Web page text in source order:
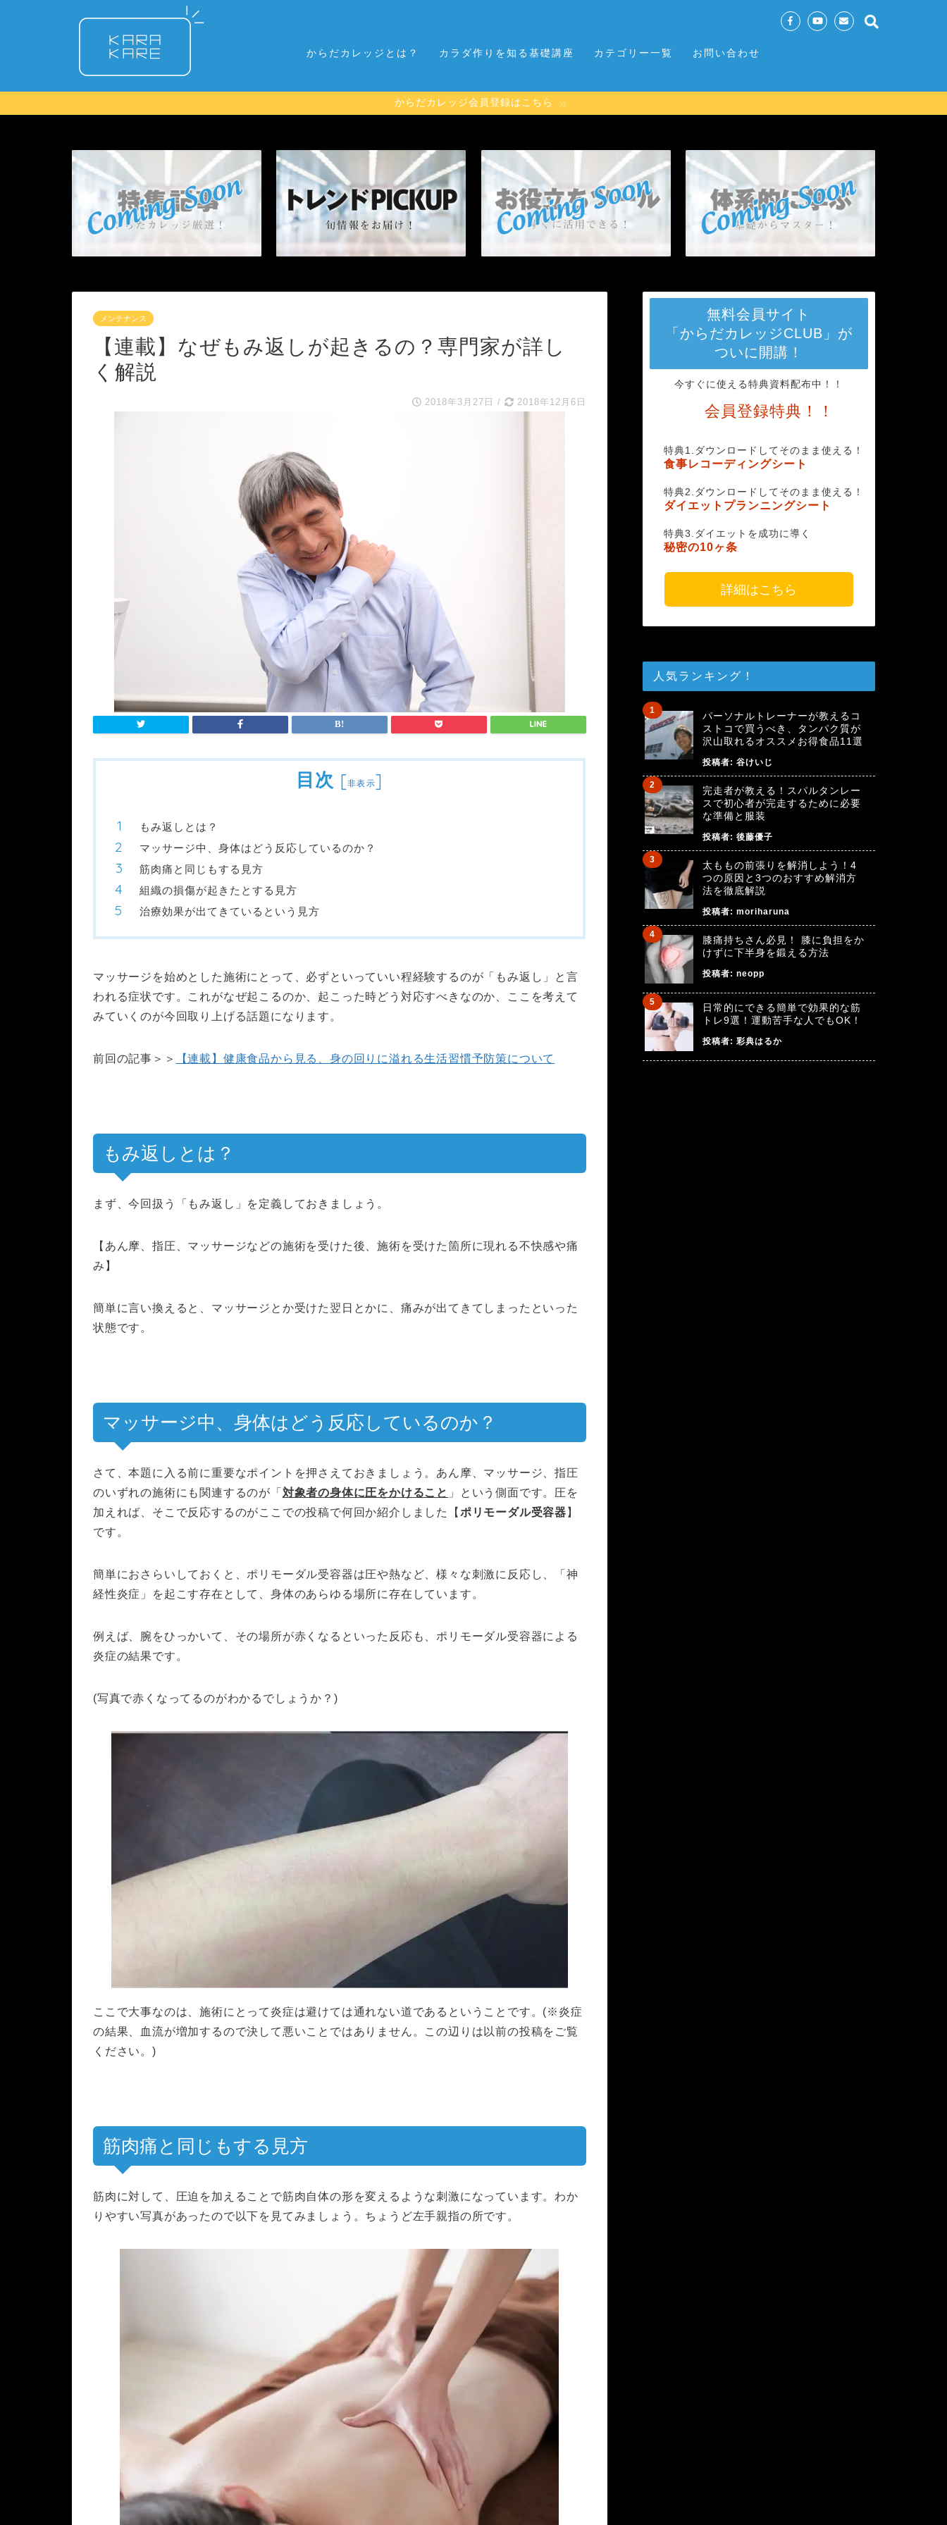
からだカレッジとは？ カラダ作りを知る基礎講座 カテゴリー一覧 お問い合わせ
からだカレッジ会員登録はこちら
メンテナンス
【連載】なぜもみ返しが起きるの？専門家が詳し
く解説
2018年3月27日 / 2018年12月6日
目次 [非表示]
もみ返しとは？
マッサージ中、身体はどう反応しているのか？
筋肉痛と同じもする見方
組織の損傷が起きたとする見方
治療効果が出てきているという見方
マッサージを始めとした施術にとって、必ずといっていい程経験するのが「もみ返し」と言
われる症状です。これがなぜ起こるのか、起こった時どう対応すべきなのか、ここを考えて
みていくのが今回取り上げる話題になります。
前回の記事＞＞ 【連載】健康食品から見る、身の回りに溢れる生活習慣予防策について
もみ返しとは？
まず、今回扱う「もみ返し」を定義しておきましょう。
【あん摩、指圧、マッサージなどの施術を受けた後、施術を受けた箇所に現れる不快感や痛
み】
簡単に言い換えると、マッサージとか受けた翌日とかに、痛みが出てきてしまったといった
状態です。
マッサージ中、身体はどう反応しているのか？
さて、本題に入る前に重要なポイントを押さえておきましょう。 あん摩、マッサージ、指圧
のいずれの施術にも関連するのが 「 対象者の身体に圧をかけること 」という側面です。 圧を
加えれば、そこで反応するのがここでの投稿で何回か紹介しました【 ポリモーダル受容器 】
です。
簡単におさらいしておくと、ポリモーダル受容器は圧や熱など、様々な刺激に反応し、「神
経性炎症」を起こす存在として、身体のあらゆる場所に存在しています。
例えば、腕をひっかいて、その場所が赤くなるといった反応も、ポリモーダル受容器による
炎症の結果です。
(写真で赤くなってるのがわかるでしょうか？)
ここで大事なのは、施術にとって炎症は避けては通れない道であるということです。 (※炎症
の結果、血流が増加するので決して悪いことではありません。この辺りは以前の投稿をご覧
ください。)
筋肉痛と同じもする見方
筋肉に対して、圧迫を加えることで筋肉自体の形を変えるような刺激になっています。 わか
りやすい写真があったので以下を見てみましょう。ちょうど左手親指の所です。
無料会員サイト
「からだカレッジCLUB」が
ついに開講！
今すぐに使える特典資料配布中！！
会員登録特典！！
特典1.ダウンロードしてそのまま使える！
食事レコーディングシート
特典2.ダウンロードしてそのまま使える！
ダイエットプランニングシート
特典3.ダイエットを成功に導く
秘密の10ヶ条
詳細はこちら
人気ランキング！
パーソナルトレーナーが教えるコ
ストコで買うべき、タンパク質が
沢山取れるオススメお得食品11選
投稿者: 谷けいじ
完走者が教える！スパルタンレー
スで初心者が完走するために必要
な準備と服装
投稿者: 後藤優子
太ももの前張りを解消しよう！4
つの原因と3つのおすすめ解消方
法を徹底解説
投稿者: moriharuna
膝痛持ちさん必見！ 膝に負担をか
けずに下半身を鍛える方法
投稿者: neopp
日常的にできる簡単で効果的な筋
トレ9選！運動苦手な人でもOK！
投稿者: 彩典はるか